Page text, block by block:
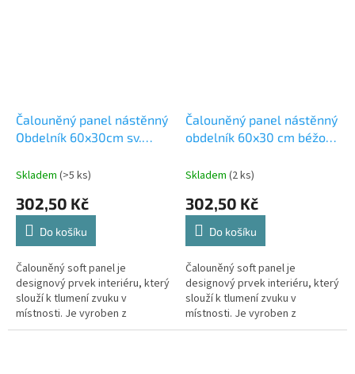
Čalouněný panel nástěnný
Obdelník 60x30cm sv.
Skladem (>5 ks)
302,50 Kč
Do košíku
Čalouněný soft panel je
designový prvek interiéru, který
slouží k tlumení zvuku v
místnosti. Je vyroben z
materiálů, které absorbují
Čalouněný panel nástěnný
obdelník 60x30 cm béžová
Skladem (2 ks)
302,50 Kč
Do košíku
Čalouněný soft panel je
designový prvek interiéru, který
slouží k tlumení zvuku v
místnosti. Je vyroben z
materiálů, které absorbují